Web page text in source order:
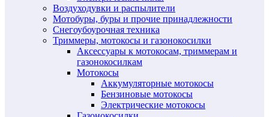
Воздуходувки и распылители
Мотобуры, буры и прочие принадлежности
Снегоубоурочная техника
Триммеры, мотокосы и газонокосилки
Аксессуары к мотокосам, триммерам и
газонокосилкам
Мотокосы
Аккумуляторные мотокосы
Бензиновые мотокосы
Электрические мотокосы